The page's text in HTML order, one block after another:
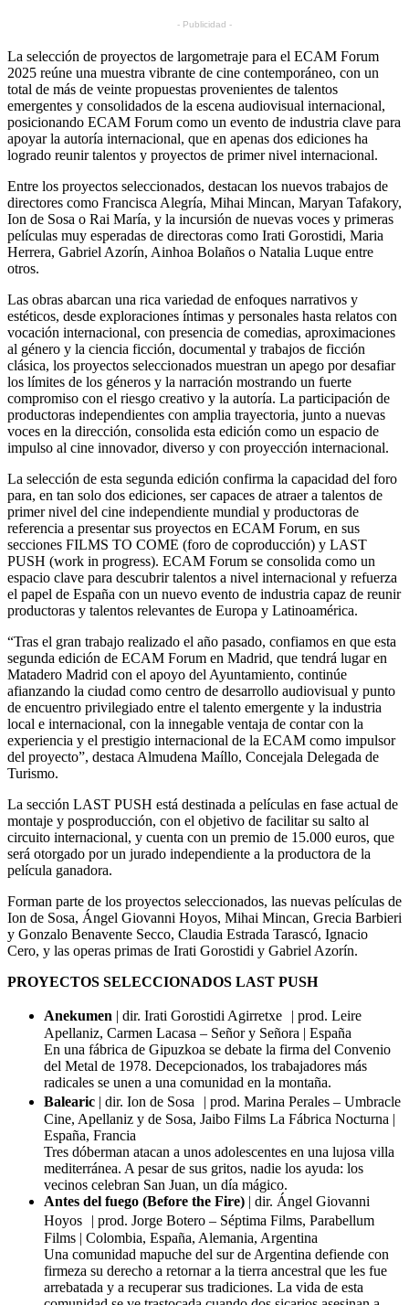
- Publicidad -
La selección de proyectos de largometraje para el ECAM Forum
2025 reúne una muestra vibrante de cine contemporáneo, con un
total de más de veinte propuestas provenientes de talentos
emergentes y consolidados de la escena audiovisual internacional,
posicionando ECAM Forum como un evento de industria clave para
apoyar la autoría internacional, que en apenas dos ediciones ha
logrado reunir talentos y proyectos de primer nivel internacional.
Entre los proyectos seleccionados, destacan los nuevos trabajos de
directores como Francisca Alegría, Mihai Mincan, Maryan Tafakory,
Ion de Sosa o Rai María, y la incursión de nuevas voces y primeras
películas muy esperadas de directoras como Irati Gorostidi, Maria
Herrera, Gabriel Azorín, Ainhoa Bolaños o Natalia Luque entre
otros.
Las obras abarcan una rica variedad de enfoques narrativos y
estéticos, desde exploraciones íntimas y personales hasta relatos con
vocación internacional, con presencia de comedias, aproximaciones
al género y la ciencia ficción, documental y trabajos de ficción
clásica, los proyectos seleccionados muestran un apego por desafiar
los límites de los géneros y la narración mostrando un fuerte
compromiso con el riesgo creativo y la autoría. La participación de
productoras independientes con amplia trayectoria, junto a nuevas
voces en la dirección, consolida esta edición como un espacio de
impulso al cine innovador, diverso y con proyección internacional.
La selección de esta segunda edición confirma la capacidad del foro
para, en tan solo dos ediciones, ser capaces de atraer a talentos de
primer nivel del cine independiente mundial y productoras de
referencia a presentar sus proyectos en ECAM Forum, en sus
secciones FILMS TO COME (foro de coproducción) y LAST
PUSH (work in progress). ECAM Forum se consolida como un
espacio clave para descubrir talentos a nivel internacional y refuerza
el papel de España con un nuevo evento de industria capaz de reunir
productoras y talentos relevantes de Europa y Latinoamérica.
“Tras el gran trabajo realizado el año pasado, confiamos en que esta
segunda edición de ECAM Forum en Madrid, que tendrá lugar en
Matadero Madrid con el apoyo del Ayuntamiento, continúe
afianzando la ciudad como centro de desarrollo audiovisual y punto
de encuentro privilegiado entre el talento emergente y la industria
local e internacional, con la innegable ventaja de contar con la
experiencia y el prestigio internacional de la ECAM como impulsor
del proyecto”, destaca Almudena Maíllo, Concejala Delegada de
Turismo.
La sección LAST PUSH está destinada a películas en fase actual de
montaje y posproducción, con el objetivo de facilitar su salto al
circuito internacional, y cuenta con un premio de 15.000 euros, que
será otorgado por un jurado independiente a la productora de la
película ganadora.
Forman parte de los proyectos seleccionados, las nuevas películas de
Ion de Sosa, Ángel Giovanni Hoyos, Mihai Mincan, Grecia Barbieri
y Gonzalo Benavente Secco, Claudia Estrada Tarascó, Ignacio
Cero, y las operas primas de Irati Gorostidi y Gabriel Azorín.
PROYECTOS SELECCIONADOS LAST PUSH
Anekumen | dir. Irati Gorostidi Agirretxe | prod. Leire
Apellaniz, Carmen Lacasa – Señor y Señora | España
En una fábrica de Gipuzkoa se debate la firma del Convenio
del Metal de 1978. Decepcionados, los trabajadores más
radicales se unen a una comunidad en la montaña.
Balearic | dir. Ion de Sosa | prod. Marina Perales – Umbracle
Cine, Apellaniz y de Sosa, Jaibo Films La Fábrica Nocturna |
España, Francia
Tres dóberman atacan a unos adolescentes en una lujosa villa
mediterránea. A pesar de sus gritos, nadie los ayuda: los
vecinos celebran San Juan, un día mágico.
Antes del fuego (Before the Fire) | dir. Ángel Giovanni
Hoyos | prod. Jorge Botero – Séptima Films, Parabellum
Films | Colombia, España, Alemania, Argentina
Una comunidad mapuche del sur de Argentina defiende con
firmeza su derecho a retornar a la tierra ancestral que les fue
arrebatada y a recuperar sus tradiciones. La vida de esta